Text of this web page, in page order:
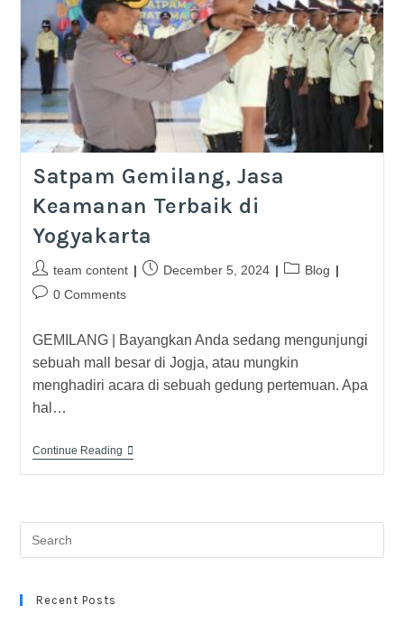
Satpam Gemilang, Jasa
Keamanan Terbaik di
Yogyakarta
team content December 5, 2024
Blog
0 Comments
GEMILANG | Bayangkan Anda sedang mengunjungi
sebuah mall besar di Jogja, atau mungkin
menghadiri acara di sebuah gedung pertemuan. Apa
hal…
Continue Reading
Recent Posts